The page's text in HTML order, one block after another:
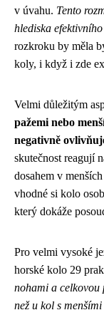
v úvahu. Tento
hlediska
rozkroku by měla
koly, i když i zde
Velmi důležitým
pažemi nebo
negativně
skutečnost reagují
dosahem v
vhodné si kolo
který dokáže
Pro velmi vysoké
horské kolo 29
nohami a celkovou
než u kol s